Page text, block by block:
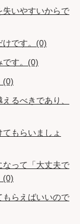
失いやすいからで
けです。(0)
です。(0)
(0)
るべきであり、
もらいましょ
なって「大丈夫で
(0)
もらえばいいので